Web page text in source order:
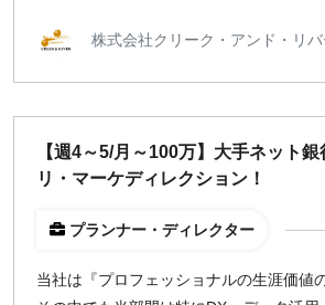
株式会社クリーク・アンド・リ
【週4～5/月～100万】大手ネット
リ・マーケディレクション！
プランナー・ディレクター
当社は『プロフェッショナルの生涯価値